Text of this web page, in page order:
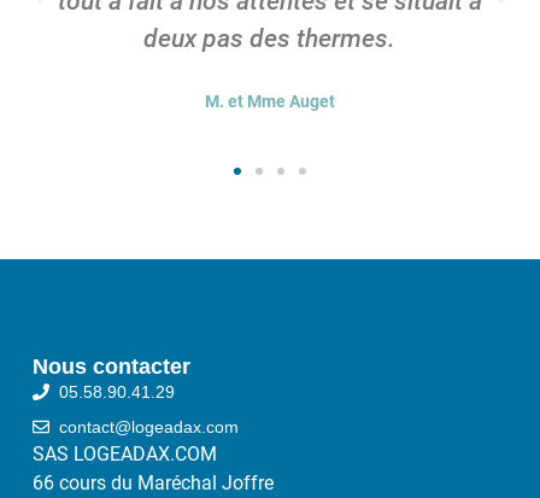
deux pas des thermes.
M. et Mme Auget
Nous contacter
05.58.90.41.29
contact@logeadax.com
SAS LOGEADAX.COM
66 cours du Maréchal Joffre